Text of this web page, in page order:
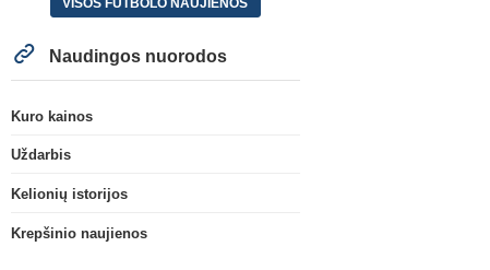
VISOS FUTBOLO NAUJIENOS
Naudingos nuorodos
Kuro kainos
Uždarbis
Kelionių istorijos
Krepšinio naujienos